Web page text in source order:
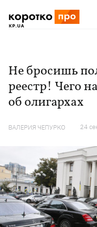
Не бросишь
реестр! Чего
об олигархах
ВАЛЕРИЯ ЧЕПУРКО 24